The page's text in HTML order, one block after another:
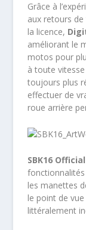
Grâce à
aux retours de
la licence,
améliorant le
motos pour
à toute
toujours plus
effectuer de
roue arrière
SBK16
les manettes
le point de
littéralement